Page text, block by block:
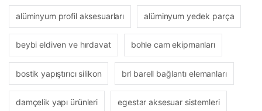
alüminyum profil aksesuarları alüminyum yedek parça
beybi eldiven ve hırdavat bohle cam ekipmanları
bostik yapıştırıcı silikon brl barell bağlantı elemanları
damçelik yapı ürünleri egestar aksesuar sistemleri